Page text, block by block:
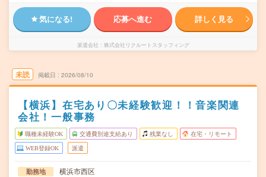
気になる! 応募へ進む 詳しく見る
派遣会社 株式会社リクルートスタッフィング
未読 掲載日 2026/08/10
【横浜】在宅あり〇未経験歓迎！！音楽関連
会社！一般事務
職種未経験OK 交通費別途支給あり 残業なし 在宅・リモート
WEB登録OK 派遣
勤務地
横浜市西区